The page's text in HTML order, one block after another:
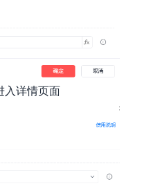
入详情页面